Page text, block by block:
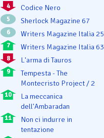
4 Codice Nero
5 Sherlock Magazine 67
6 Writers Magazine Italia 25
7 Writers Magazine Italia 63
8 L'arma di Tauros
9
Tempesta - The
Montecristo Project / 2
10
La meccanica
dell'Ambaradan
11
Non ci indurre in
tentazione